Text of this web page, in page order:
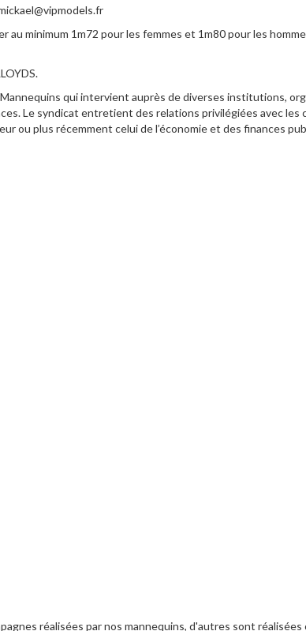
minimum 1m72 pour les femmes et 1m80 pour les
qui intervient auprès de diverses institutions,
Le syndicat entretient des relations privilégiées avec les
ou plus récemment celui de l’économie et des finances
réalisées par nos mannequins, d'autres sont réalisées